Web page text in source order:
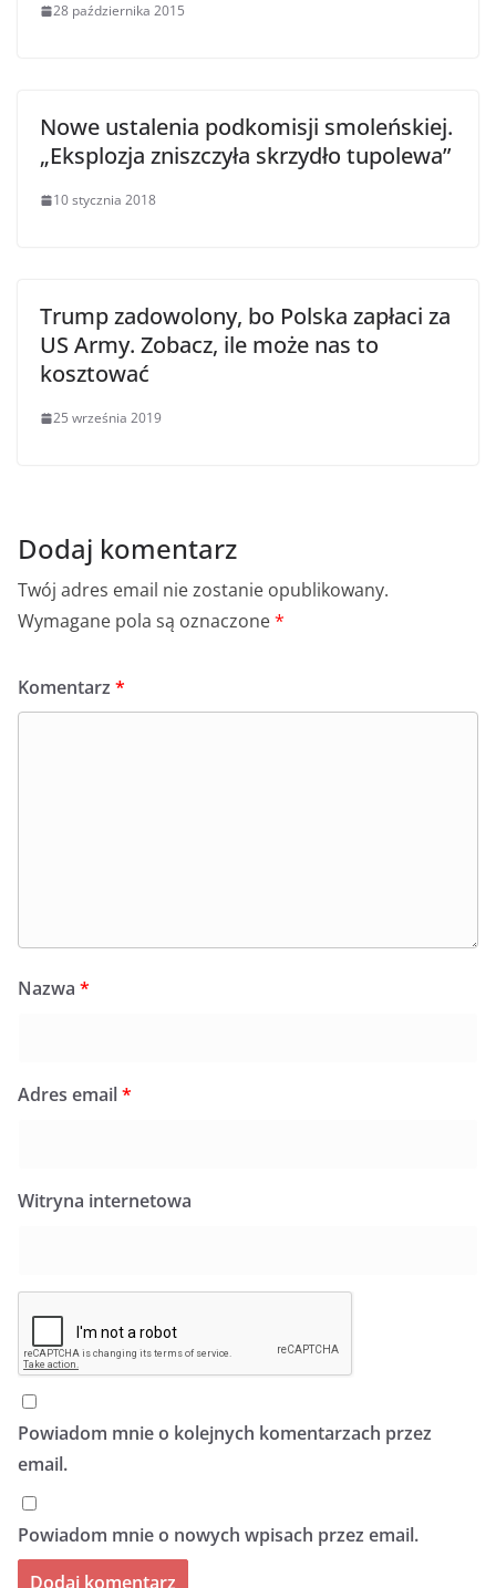
28 października 2015
Nowe ustalenia podkomisji smoleńskiej.
„Eksplozja zniszczyła skrzydło tupolewa”
10 stycznia 2018
Trump zadowolony, bo Polska zapłaci za
US Army. Zobacz, ile może nas to
kosztować
25 września 2019
Dodaj komentarz
Twój adres email nie zostanie opublikowany.
Wymagane pola są oznaczone*
Komentarz *
Nazwa *
Adres email*
Witryna internetowa
Powiadom mnie o kolejnych komentarzach przez
email.
Powiadom mnie o nowych wpisach przez email.